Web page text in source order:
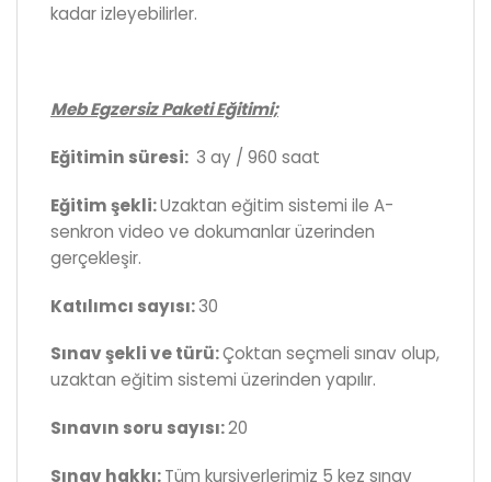
kadar izleyebilirler.
Meb Egzersiz Paketi Eğitimi;
Eğitimin süresi: 3 ay / 960 saat
Eğitim şekli:Uzaktan eğitim sistemi ile A-
senkron video ve dokumanlar üzerinden
gerçekleşir.
Katılımcı sayısı:30
Sınav şekli ve türü:Çoktan seçmeli sınav olup,
uzaktan eğitim sistemi üzerinden yapılır.
Sınavın soru sayısı:20
Sınav hakkı:Tüm kursiyerlerimiz 5 kez sınav